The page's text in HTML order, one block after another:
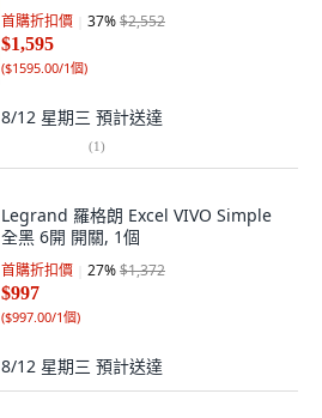
首購折扣價 37%$2,552
$1,595
($1595.00/1個)
8/12 星期三 預計送達
(1)
Legrand 羅格朗 Excel VIVO Simple
全黑 6開 開關, 1個
首購折扣價 27%$1,372
$997
($997.00/1個)
8/12 星期三 預計送達